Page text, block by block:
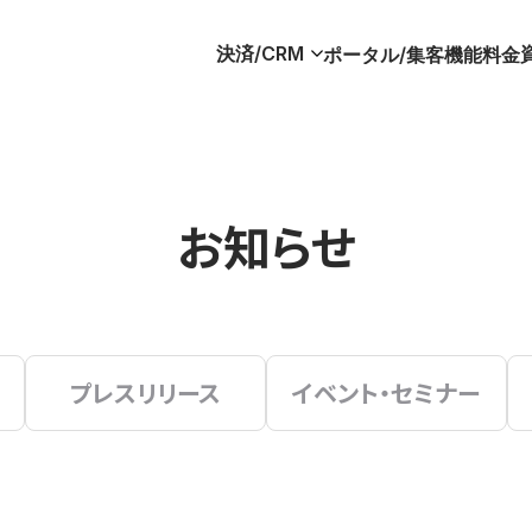
決済/CRM ポータル/集客機能料金
お知らせ
プレスリリース イベント・セミナー